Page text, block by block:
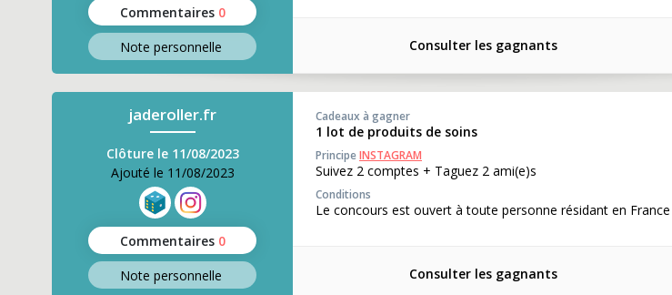
Commentaires 0
Note personnelle Consulter les gagnants
jaderoller.fr
Clôture le 11/08/2023
Ajouté le 11/08/2023
Commentaires 0
Note personnelle
Cadeaux à gagner
1 lot de produits de soins
PrincipeINSTAGRAM
Suivez 2 comptes + Taguez 2 ami(e)s
Conditions
Le concours est ouvert à toute personne résidant en France
Consulter les gagnants